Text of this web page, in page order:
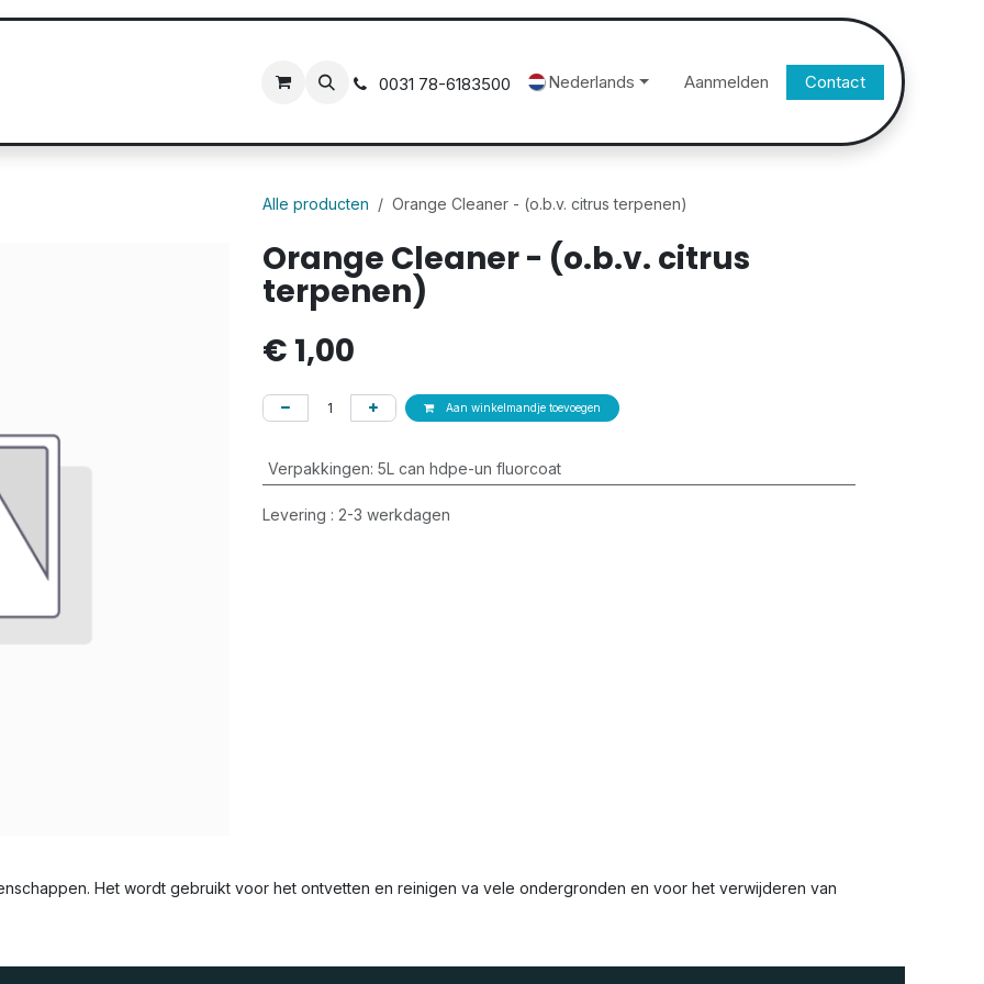
0031 78-6183500 Nederlands Aanmelden Contact
Alle producten Orange Cleaner - (o.b.v. citrus terpenen)
Orange Cleaner - (o.b.v. citrus
terpenen)
€ 1,00
Aan winkelmandje toevoegen
Verpakkingen: 5L can hdpe-un fluorcoat
Levering : 2-3 werkdagen
Het wordt gebruikt voor het ontvetten en reinigen va vele ondergronden en voor het verwijderen van